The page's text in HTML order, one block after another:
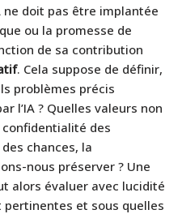
ne doit pas être implantée
ou la promesse de
de sa contribution
. Cela suppose de définir,
problèmes précis
l’IA ? Quelles valeurs non
des
chances, la
nous préserver ? Une
alors évaluer avec lucidité
pertinentes et sous quelles